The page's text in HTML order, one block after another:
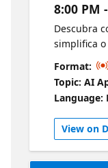
8:00 PM
Descubra
simplifica
de IA
de
baseadas
intuitivas,
humanas.
Format:
Topic: AI
Language:
View on